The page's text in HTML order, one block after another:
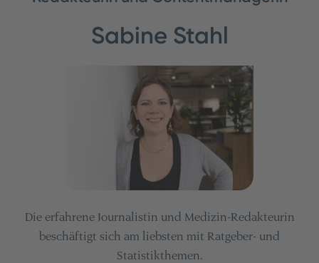
Sabine Stahl
Die erfahrene Journalistin und Medizin-Redakteurin
beschäftigt sich am liebsten mit Ratgeber- und
Statistikthemen.